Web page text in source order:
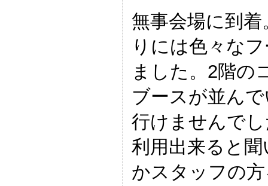
無事会場に到
りには色々な
ました。2階の
ブースが並ん
行けませんで
利用出来ると
かスタッフの